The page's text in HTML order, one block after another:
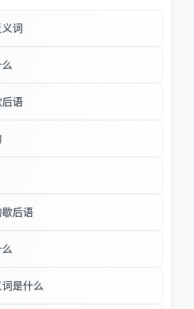
词
语
后语
是什么